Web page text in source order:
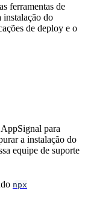
ferramentas de
instalação do
de deploy e o
para
a instalação do
equipe de suporte
npx